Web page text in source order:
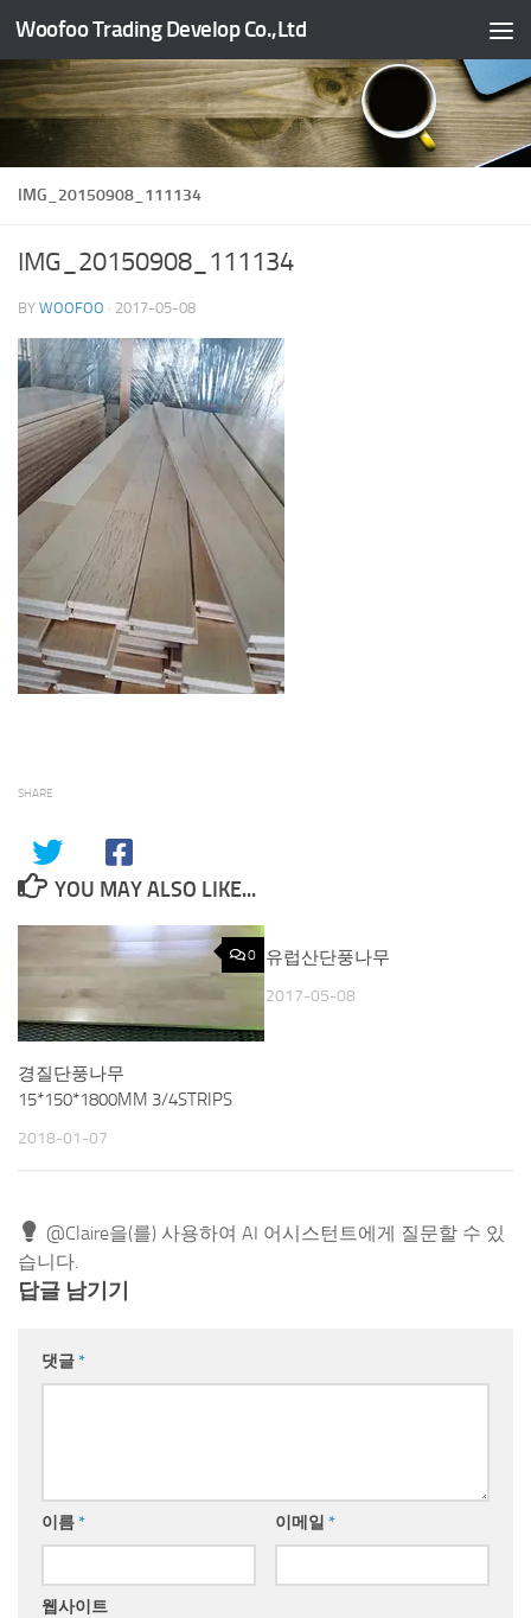
Skip to content
Woofoo Trading Develop Co.,Ltd
IMG_20150908_111134
IMG_20150908_111134
BY WOOFOO · 2017-05-08
SHARE
YOU MAY ALSO LIKE...
0
경질단풍나무
15*150*1800MM 3/4STRIPS
2018-01-07
유럽산단풍나무
2017-05-08
@Claire을(를) 사용하여 AI 어시스턴트에게 질문할 수 있
습니다.
답글 남기기
댓글*
이름* 이메일 *
웹사이트